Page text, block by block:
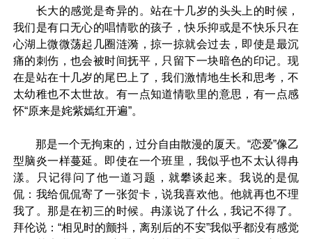
长大的感觉是奇异的。站在十几岁的头头上的时候，
我们是有口无心的唱情歌的孩子，快乐抑或是不快乐只在
心湖上微微荡起几圈涟漪，掠一掠就会过去，即使是最沉
痛的刺伤，也会被时间抚平，只留下一块暗色的印记。现
在是站在十几岁的尾巴上了，我们激情地生长和思考，不
太幼稚也不太世故。有一点知道情歌里的意思，有一点感
怀“原来是姹紫嫣红开遍”。
那是一个无拘束的，过分自由散漫的厦天。“恋爱”像乙
型脑炎一样蔓延。即使在一个班里，我似乎也不太认得冉
漾。只记得问了他一道习题，就攀谈起来。我说的是侃
侃：我给侃侃寄了一张贺卡，说我喜欢他。他就再也不理
我了。那是在初三的时候。冉漾说了什么，我记不得了。
拜伦说：“相见时的颤抖，离别后的不安”我似乎都没有感觉